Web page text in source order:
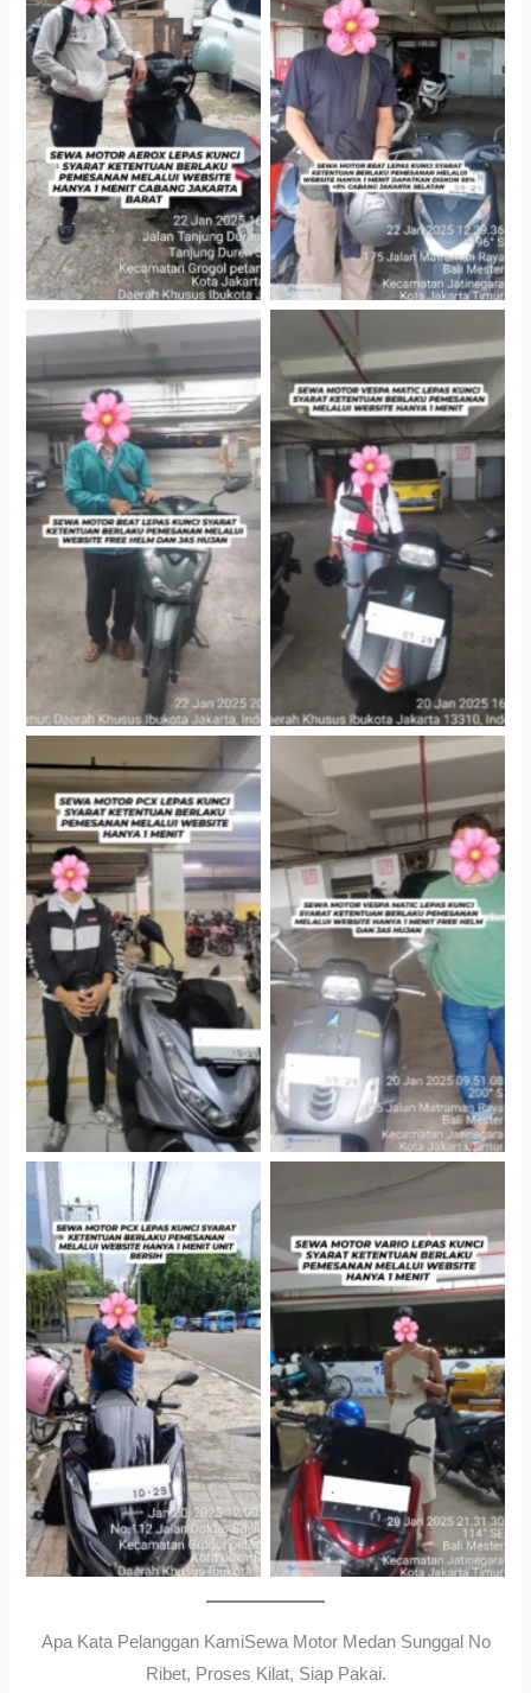
Cabang Jakarta Barat
Cityplaza Jatinegara
Gedung Parkir P6A
Cityplaza Jatinegara
Gedung Parkir P6A
Cityplaza Jatinegara
Gedung Parkir P6A
Hotel Kartika Chandra,
Jakarta Selatan
Cityplaza Jatinegara
Gedung Parkir P6A
Antar Jemput Kendaraan
Cityplaza Jatinegara
Gedung Parkir P6ASewa
Motor Medan Sunggal No
Ribet, Proses Kilat, Siap
Pakai.
Apa Kata Pelanggan KamiSewa Motor Medan Sunggal No
Ribet, Proses Kilat, Siap Pakai.